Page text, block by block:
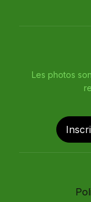
Les photos